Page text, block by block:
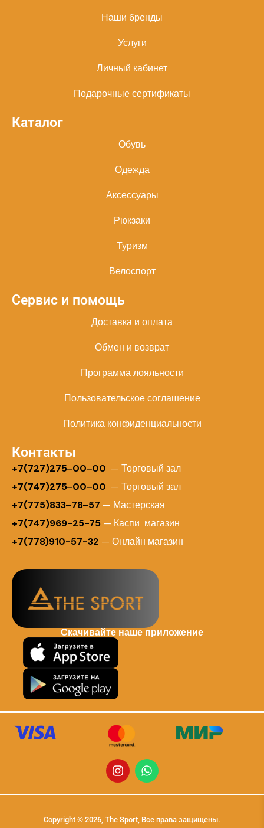
Наши бренды
Услуги
Личный кабинет
Подарочные сертификаты
Каталог
Обувь
Одежда
Аксессуары
Рюкзаки
Туризм
Велоспорт
Сервис и помощь
Доставка и оплата
Обмен и возврат
Программа лояльности
Пользовательское соглашение
Политика конфиденциальности
Контакты
+7(727)275‒00‒00 — Торговый зал
+7(747)275‒00‒00 — Торговый зал
+7(775)833‒78‒57 — Мастерская
+7(747)969-25-75 — Каспи магазин
+7(778)910-57-32 — Онлайн магазин
Скачивайте наше приложение
Copyright © 2026, The Sport, Все права защищены.